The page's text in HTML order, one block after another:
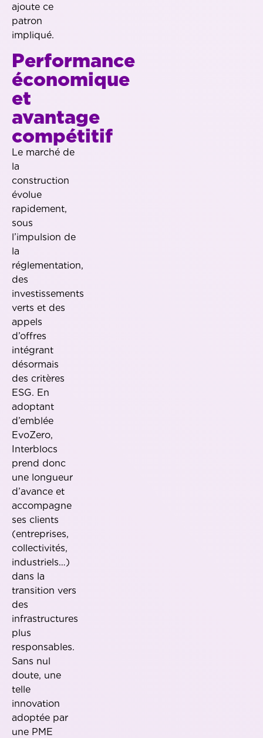
ajoute ce
patron
impliqué.
Performance
économique
et
avantage
compétitif
Le marché de
la
construction
évolue
rapidement,
sous
l’impulsion de
la
réglementation,
des
investissements
verts et des
appels
d’offres
intégrant
désormais
des critères
ESG. En
adoptant
d’emblée
EvoZero,
Interblocs
prend donc
une longueur
d’avance et
accompagne
ses clients
(entreprises,
collectivités,
industriels…)
dans la
transition vers
des
infrastructures
plus
responsables.
Sans nul
doute, une
telle
innovation
adoptée par
une PME